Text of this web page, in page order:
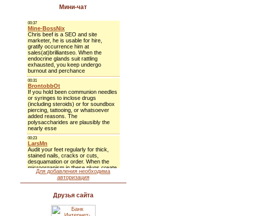
Мини-чат
Для добавления необходима
авторизация
Друзья сайта